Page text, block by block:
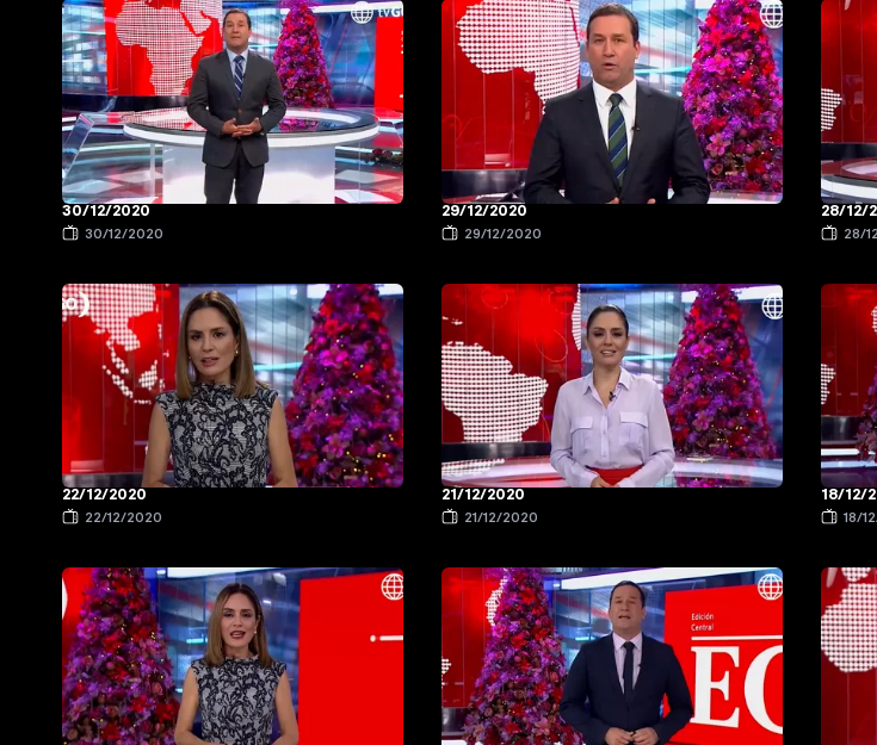
30/12/2020
30/12/2020
29/12/2020
29/12/2020
28/12/
28/
22/12/2020
22/12/2020
21/12/2020
21/12/2020
18/12/
18/